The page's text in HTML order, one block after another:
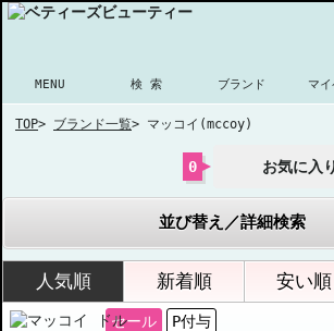
MENU 検 索 ブランド マ
TOP> ブランド一覧> マッコイ(mccoy)
0 お気に入
並び替え／詳細検索
人気順 新着順 安い順
セール P付与